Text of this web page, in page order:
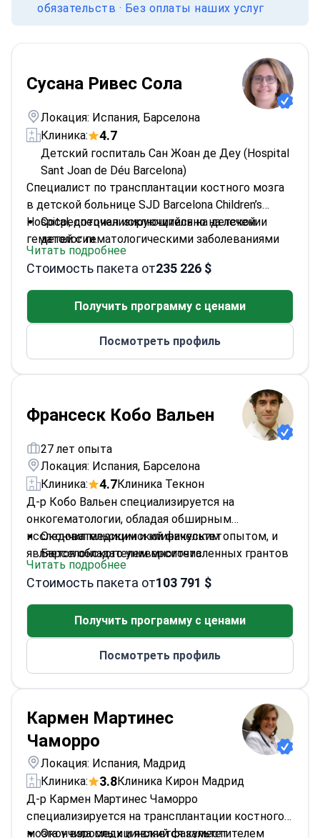
обязательств · Без оплаты наших услуг
Сусана Ривес Сола
Локация: Испания, Барселона
Клиника:
4.7
Детский госпиталь Сан Жоан де Деу (Hospital
Sant Joan de Déu Barcelona)
Специалист по трансплантации костного мозга
в детской больнице SJD Barcelona Children’s
Hospital, специализирующийся на детской
гематологии.
Сосредоточен исключительно на лечении
детей с гематологическими заболеваниями
Работает в ведущей детской больнице
Барселоны
Экспертиза в области трансплантации
костного мозга у педиатрических пациентов
Читать подробнее
Стоимость пакета от235 226 $
Получить программу с ценами
Посмотреть профиль
Франсеск Кобо Вальен
27 лет опыта
Локация: Испания, Барселона
Клиника:
4.7Клиника Текнон
Д-р Кобо Вальен специализируется на
онкогематологии, обладая обширным
исследовательским и клиническим опытом, и
является обладателем многочисленных грантов
за достижения в области гематологии.
Окончил медицинский факультет
Барселонского университета
Специализировался по онкогематологии в
Клинической больнице Барселоны (Hospital
Clínic de Barcelona)
Степень доктора медицины Барселонского
университета
Получатель многочисленных престижных
гематологических грантов и наград
Специализируется на лечении лимфомы и
Читать подробнее
Стоимость пакета от103 791 $
Получить программу с ценами
Посмотреть профиль
Кармен Мартинес
Чаморро
Локация: Испания, Мадрид
Клиника:
3.8Клиника Кирон Мадрид
Д-р Кармен Мартинес Чаморро
специализируется на трансплантации костного
мозга у взрослых и является заместителем
Окончила медицинский факультет